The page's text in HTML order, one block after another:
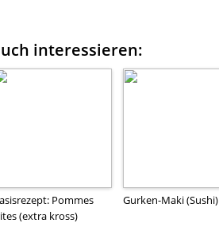
interessieren:
Pommes
(extra kross)
Gurken-Maki (Sushi)